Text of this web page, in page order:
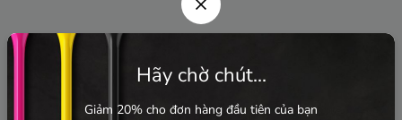
Hãy chờ chút...
Giảm 20% cho đơn hàng đầu tiên của bạn